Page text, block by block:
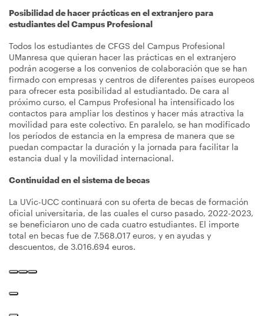
Posibilidad de hacer prácticas en el extranjero para
estudiantes del Campus Profesional
Todos los estudiantes de CFGS del Campus Profesional
UManresa que quieran hacer las prácticas en el extranjero
podrán acogerse a los convenios de colaboración que se han
firmado con empresas y centros de diferentes países europeos
para ofrecer esta posibilidad al estudiantado. De cara al
próximo curso, el Campus Profesional ha intensificado los
contactos para ampliar los destinos y hacer más atractiva la
movilidad para este colectivo. En paralelo, se han modificado
los períodos de estancia en la empresa de manera que se
puedan compactar la duración y la jornada para facilitar la
estancia dual y la movilidad internacional.
Continuidad en el sistema de becas
La UVic-UCC continuará con su oferta de becas de formación
oficial universitaria, de las cuales el curso pasado, 2022-2023,
se beneficiaron uno de cada cuatro estudiantes. El importe
total en becas fue de 7.568.017 euros, y en ayudas y
descuentos, de 3.016.694 euros.